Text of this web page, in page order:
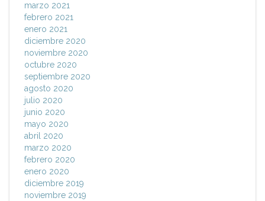
marzo 2021
febrero 2021
enero 2021
diciembre 2020
noviembre 2020
octubre 2020
septiembre 2020
agosto 2020
julio 2020
junio 2020
mayo 2020
abril 2020
marzo 2020
febrero 2020
enero 2020
diciembre 2019
noviembre 2019